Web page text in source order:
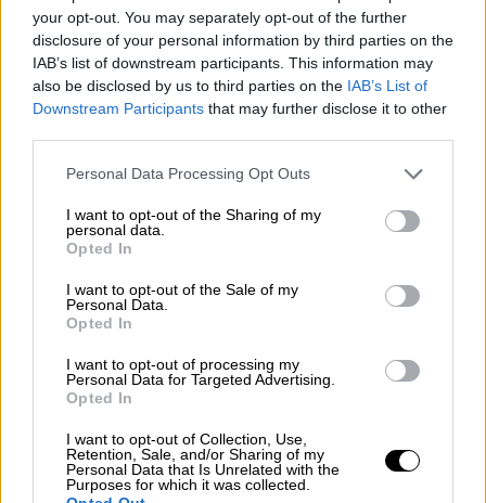
your opt-out. You may separately opt-out of the further
disclosure of your personal information by third parties on the
IAB’s list of downstream participants. This information may
also be disclosed by us to third parties on the IAB’s List of
Downstream Participants that may further disclose it to other
Personal Data Processing Opt Outs
I want to opt-out of the Sharing of my
personal data.
Opted In
I want to opt-out of the Sale of my
Personal Data.
Opted In
I want to opt-out of processing my
Personal Data for Targeted Advertising.
Opted In
I want to opt-out of Collection, Use,
Retention, Sale, and/or Sharing of my
Personal Data that Is Unrelated with the
Purposes for which it was collected.
OPINIONES DIVERSAS
consciente del riesgo de una tercera
Por Álvaro Frutos Rosado y Gabinete Geopolítica de
Suelta y confía
María Comesaña
Votantes y votados
El Conflicto de Oriente Medio: Un Nuevo
Orden Autoritario en Construcción